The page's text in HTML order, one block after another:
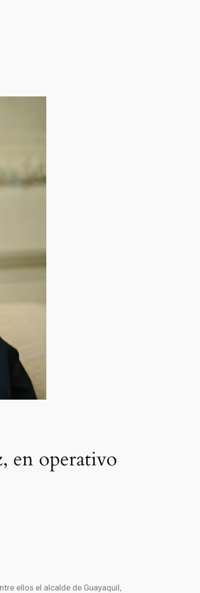
en operativo
ellos el alcalde de Guayaquil,